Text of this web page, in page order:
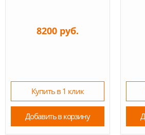
8200 руб.
Купить в 1 клик
Добавить в корзину